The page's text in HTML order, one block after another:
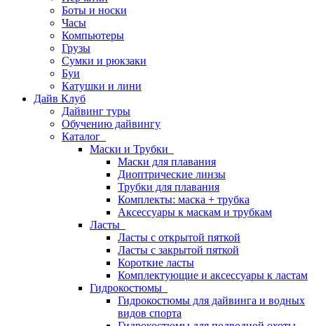
Боты и носки
Часы
Компьютеры
Грузы
Сумки и рюкзаки
Буи
Катушки и лини
Дайв Клуб
Дайвинг туры
Обучению дайвингу
Каталог
Маски и Трубки
Маски для плавания
Диоптрические линзы
Трубки для плавания
Комплекты: маска + трубка
Аксессуары к маскам и трубкам
Ласты
Ласты с открытой пяткой
Ласты с закрытой пяткой
Короткие ласты
Комплектующие и аксессуары к ластам
Гидрокостюмы
Гидрокостюмы для дайвинга и водных
видов спорта